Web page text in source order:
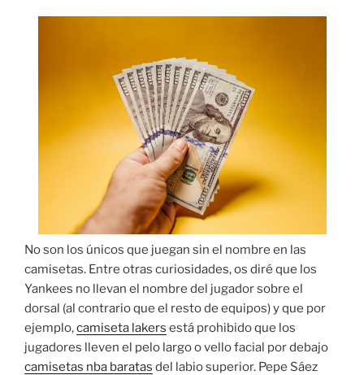
No son los únicos que juegan sin el nombre en las
camisetas. Entre otras curiosidades, os diré que los
Yankees no llevan el nombre del jugador sobre el
dorsal (al contrario que el resto de equipos) y que por
ejemplo,camiseta lakers está prohibido que los
jugadores lleven el pelo largo o vello facial por debajo
camisetas nba baratas del labio superior. Pepe Sáez